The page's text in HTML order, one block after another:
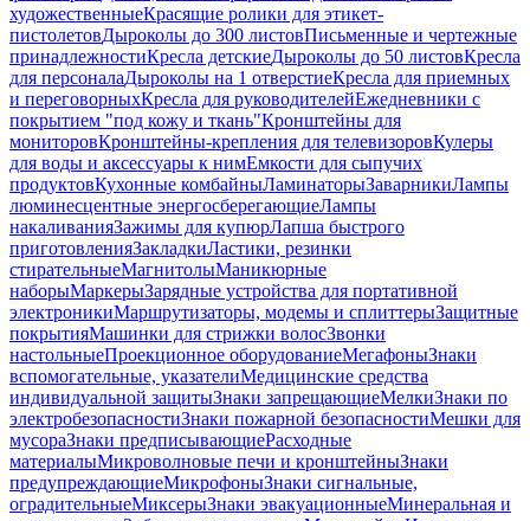
художественныеКрасящие ролики для этикет-
пистолетовДыроколы до 300 листовПисьменные и чертежные
принадлежностиКресла детскиеДыроколы до 50 листовКресла
для персоналаДыроколы на 1 отверстиеКресла для приемных
и переговорныхКресла для руководителейЕжедневники с
покрытием "под кожу и ткань"Кронштейны для
мониторовКронштейны-крепления для телевизоровКулеры
для воды и аксессуары к нимЕмкости для сыпучих
продуктовКухонные комбайныЛаминаторыЗаварникиЛампы
люминесцентные энергосберегающиеЛампы
накаливанияЗажимы для купюрЛапша быстрого
приготовленияЗакладкиЛастики, резинки
стирательныеМагнитолыМаникюрные
наборыМаркерыЗарядные устройства для портативной
электроникиМаршрутизаторы, модемы и сплиттерыЗащитные
покрытияМашинки для стрижки волосЗвонки
настольныеПроекционное оборудованиеМегафоныЗнаки
вспомогательные, указателиМедицинские средства
индивидуальной защитыЗнаки запрещающиеМелкиЗнаки по
электробезопасностиЗнаки пожарной безопасностиМешки для
мусораЗнаки предписывающиеРасходные
материалыМикроволновые печи и кронштейныЗнаки
предупреждающиеМикрофоныЗнаки сигнальные,
оградительныеМиксерыЗнаки эвакуационныеМинеральная и